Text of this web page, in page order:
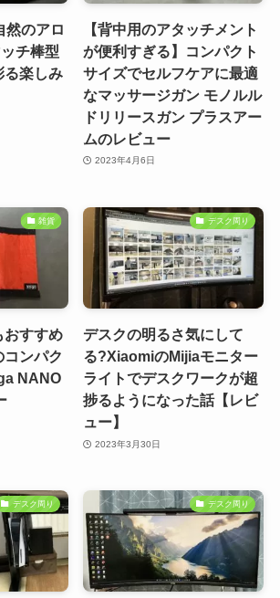
然のアロ
チ棒型
る楽しみ
【背中用のアタッチメント
が便利すぎる】コンパクト
サイズでセルフケアに最適
なマッサージガン モノルル
ドリリースガン プラスアー
ムのレビュー
2023年4月6日
雑貨
おすすめ
ンパク
NANO
デスク周り
デスクの明るさ気にして
る?XiaomiのMijiaモニター
ライトでデスクワークが超
捗るようになった話【レビ
ュー】
2023年3月30日
デスク周り デスク周り